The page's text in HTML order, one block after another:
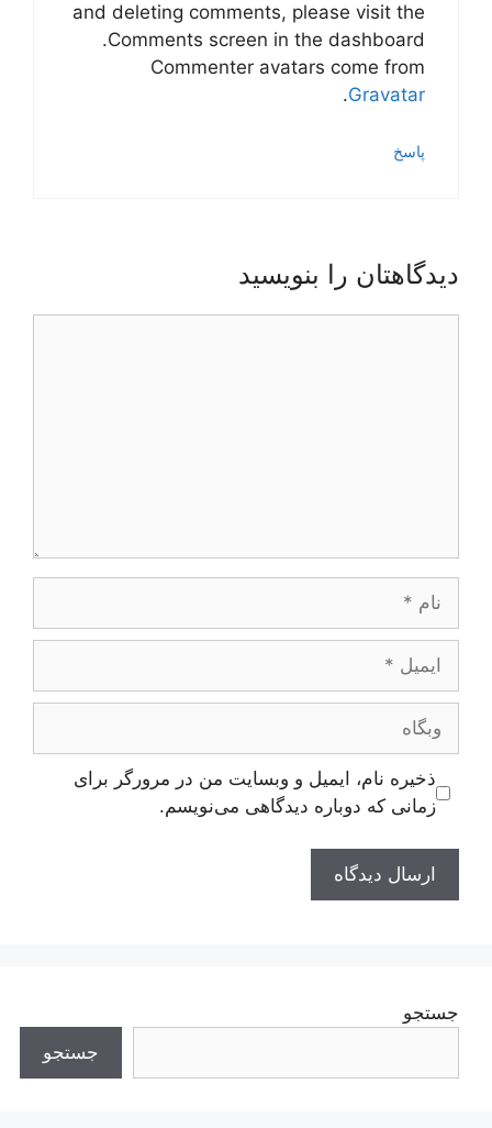
and deleting comments, please visit the
Comments screen in the dashboard.
Commenter avatars come from
Gravatar
.
پاسخ
دیدگاهتان را بنویسید
ایمیل
وبگاه
ذخیره نام، ایمیل و وبسایت من در مرورگر برای
زمانی که دوباره دیدگاهی می‌نویسم.
جستجو
جستجو